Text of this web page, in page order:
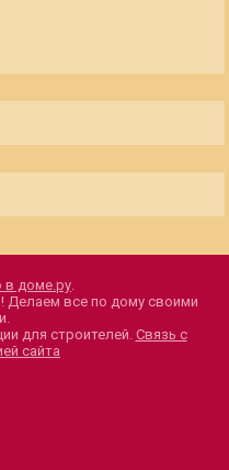
в доме.ру.
Делаем все по дому своими
для строителей. Связь с
сайта